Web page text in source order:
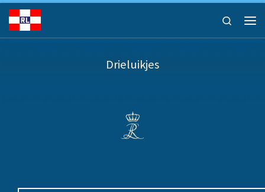
Ga naar inhoud
Search
Drieluikjes